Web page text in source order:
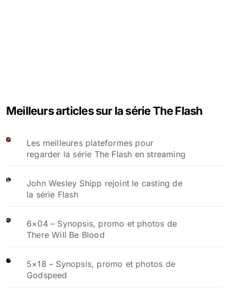
Meilleurs articles sur la série The Flash
Les meilleures plateformes pour
regarder la série The Flash en streaming
John Wesley Shipp rejoint le casting de
la série Flash
6×04 – Synopsis, promo et photos de
There Will Be Blood
5×18 – Synopsis, promo et photos de
Godspeed